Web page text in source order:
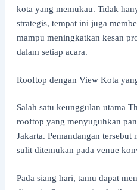
kota yang memukau. Tidak
strategis, tempat ini juga
mampu meningkatkan kesan
dalam setiap acara.
Rooftop dengan View Kota
Salah satu keunggulan utama
rooftop yang menyuguhkan
Jakarta. Pemandangan
sulit ditemukan pada venue
Pada siang hari, tamu dapat